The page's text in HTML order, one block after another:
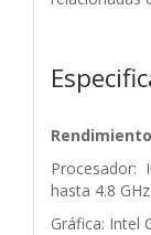
Procesador:
hasta 4.8
Gráfica: Intel